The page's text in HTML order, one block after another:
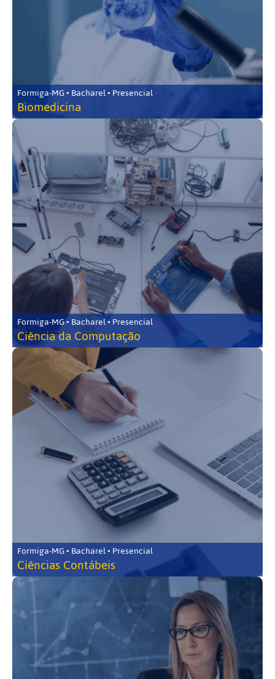
Formiga-MG • Bacharel • Presencial
Biomedicina
Formiga-MG • Bacharel • Presencial
Ciência da Computação
Formiga-MG • Bacharel • Presencial
Ciências Contábeis